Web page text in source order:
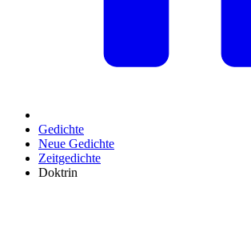
Gedichte
Neue Gedichte
Zeitgedichte
Doktrin